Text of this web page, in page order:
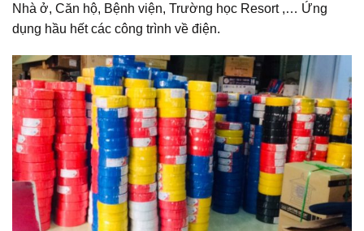
Nhà ở, Căn hộ, Bệnh viện, Trường học Resort ,… Ứng
dụng hầu hết các công trình về điện.